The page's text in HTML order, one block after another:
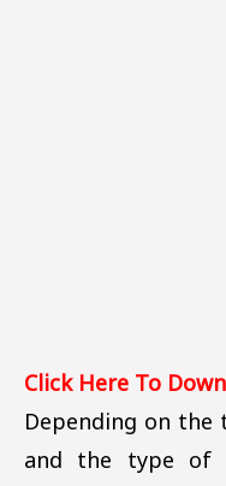
Click Here To
Depending on
and the type of